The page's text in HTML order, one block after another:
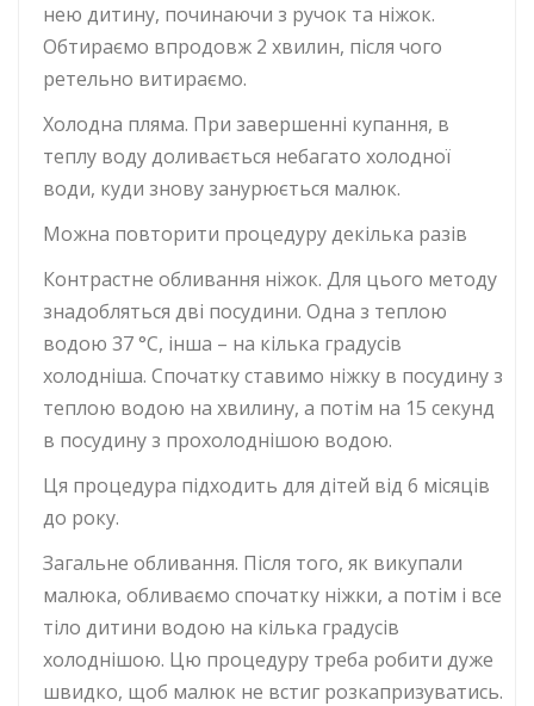
нею дитину, починаючи з ручок та ніжок.
Обтираємо впродовж 2 хвилин, після чого
ретельно витираємо.
Холодна пляма. При завершенні купання, в
теплу воду доливається небагато холодної
води, куди знову занурюється малюк.
Можна повторити процедуру декілька разів
Контрастне обливання ніжок. Для цього методу
знадобляться дві посудини. Одна з теплою
водою 37 °С, інша – на кілька градусів
холодніша. Спочатку ставимо ніжку в посудину з
теплою водою на хвилину, а потім на 15 секунд
в посудину з прохолоднішою водою.
Ця процедура підходить для дітей від 6 місяців
до року.
Загальне обливання. Після того, як викупали
малюка, обливаємо спочатку ніжки, а потім і все
тіло дитини водою на кілька градусів
холоднішою. Цю процедуру треба робити дуже
швидко, щоб малюк не встиг розкапризуватись.